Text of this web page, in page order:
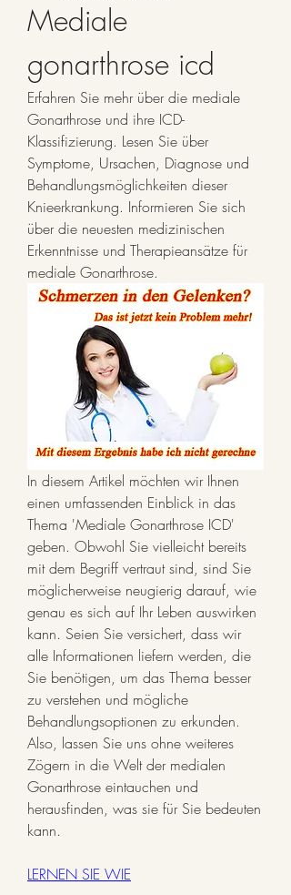
Mediale
gonarthrose icd
Erfahren Sie mehr über die mediale
Gonarthrose und ihre ICD-
Klassifizierung. Lesen Sie über
Symptome, Ursachen, Diagnose und
Behandlungsmöglichkeiten dieser
Knieerkrankung. Informieren Sie sich
über die neuesten medizinischen
Erkenntnisse und Therapieansätze für
mediale Gonarthrose.
In diesem Artikel möchten wir Ihnen
einen umfassenden Einblick in das
Thema 'Mediale Gonarthrose ICD'
geben. Obwohl Sie vielleicht bereits
mit dem Begriff vertraut sind, sind Sie
möglicherweise neugierig darauf, wie
genau es sich auf Ihr Leben auswirken
kann. Seien Sie versichert, dass wir
alle Informationen liefern werden, die
Sie benötigen, um das Thema besser
zu verstehen und mögliche
Behandlungsoptionen zu erkunden.
Also, lassen Sie uns ohne weiteres
Zögern in die Welt der medialen
Gonarthrose eintauchen und
herausfinden, was sie für Sie bedeuten
kann.
LERNEN SIE WIE